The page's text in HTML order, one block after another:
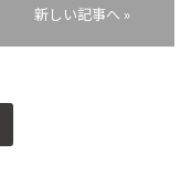
新しい記事へ »